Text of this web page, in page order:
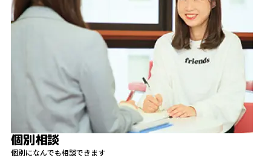
個別相談
個別になんでも相談できます